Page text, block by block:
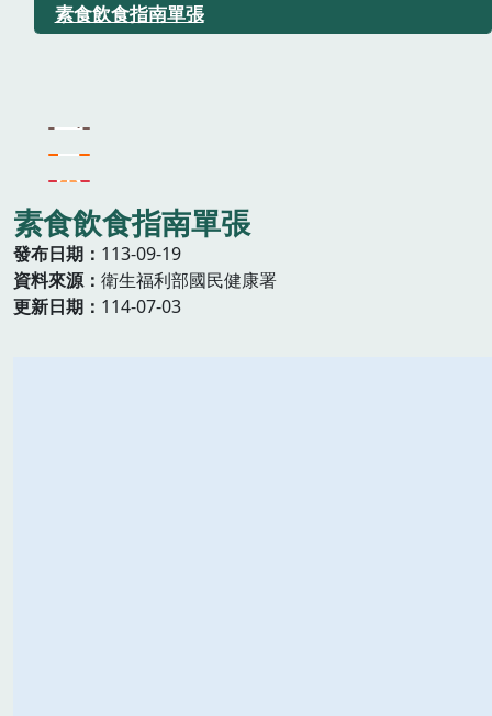
素食飲食指南單張
素食飲食指南單張
發布日期
113-09-19
資料來源
衛生福利部國民健康署
更新日期
114-07-03